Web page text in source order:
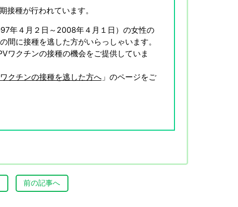
接種が行われています。
年４月２日～2008年４月１日）の女性の
に接種を逃した方がいらっしゃいます。
ワクチンの接種の機会をご提供していま
クチンの接種を逃した方へ」のページをご
前の記事へ